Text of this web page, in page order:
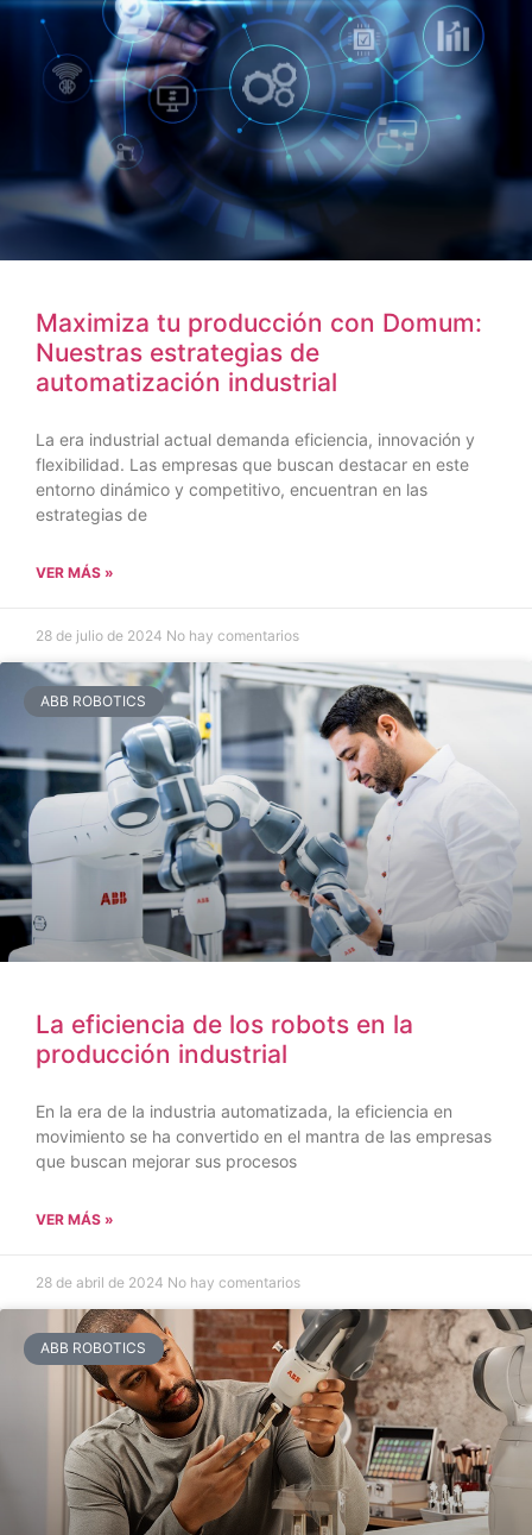
Maximiza tu producción con Domum:
Nuestras estrategias de
automatización industrial
La era industrial actual demanda eficiencia, innovación y
flexibilidad. Las empresas que buscan destacar en este
entorno dinámico y competitivo, encuentran en las
estrategias de
VER MÁS »
28 de julio de 2024 No hay comentarios
ABB ROBOTICS
La eficiencia de los robots en la
producción industrial
En la era de la industria automatizada, la eficiencia en
movimiento se ha convertido en el mantra de las empresas
que buscan mejorar sus procesos
VER MÁS »
28 de abril de 2024 No hay comentarios
ABB ROBOTICS